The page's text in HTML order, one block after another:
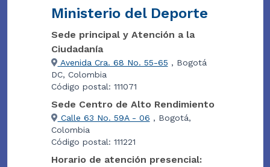
Ministerio del Deporte
Sede principal y Atención a la
Ciudadanía
Avenida Cra. 68 No. 55-65 , Bogotá
DC, Colombia
Código postal: 111071
Sede Centro de Alto Rendimiento
Calle 63 No. 59A - 06 , Bogotá,
Colombia
Código postal: 111221
Horario de atención presencial: